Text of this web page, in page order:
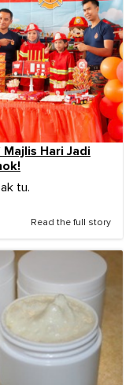
Hari Jadi
tu.
Read the full story